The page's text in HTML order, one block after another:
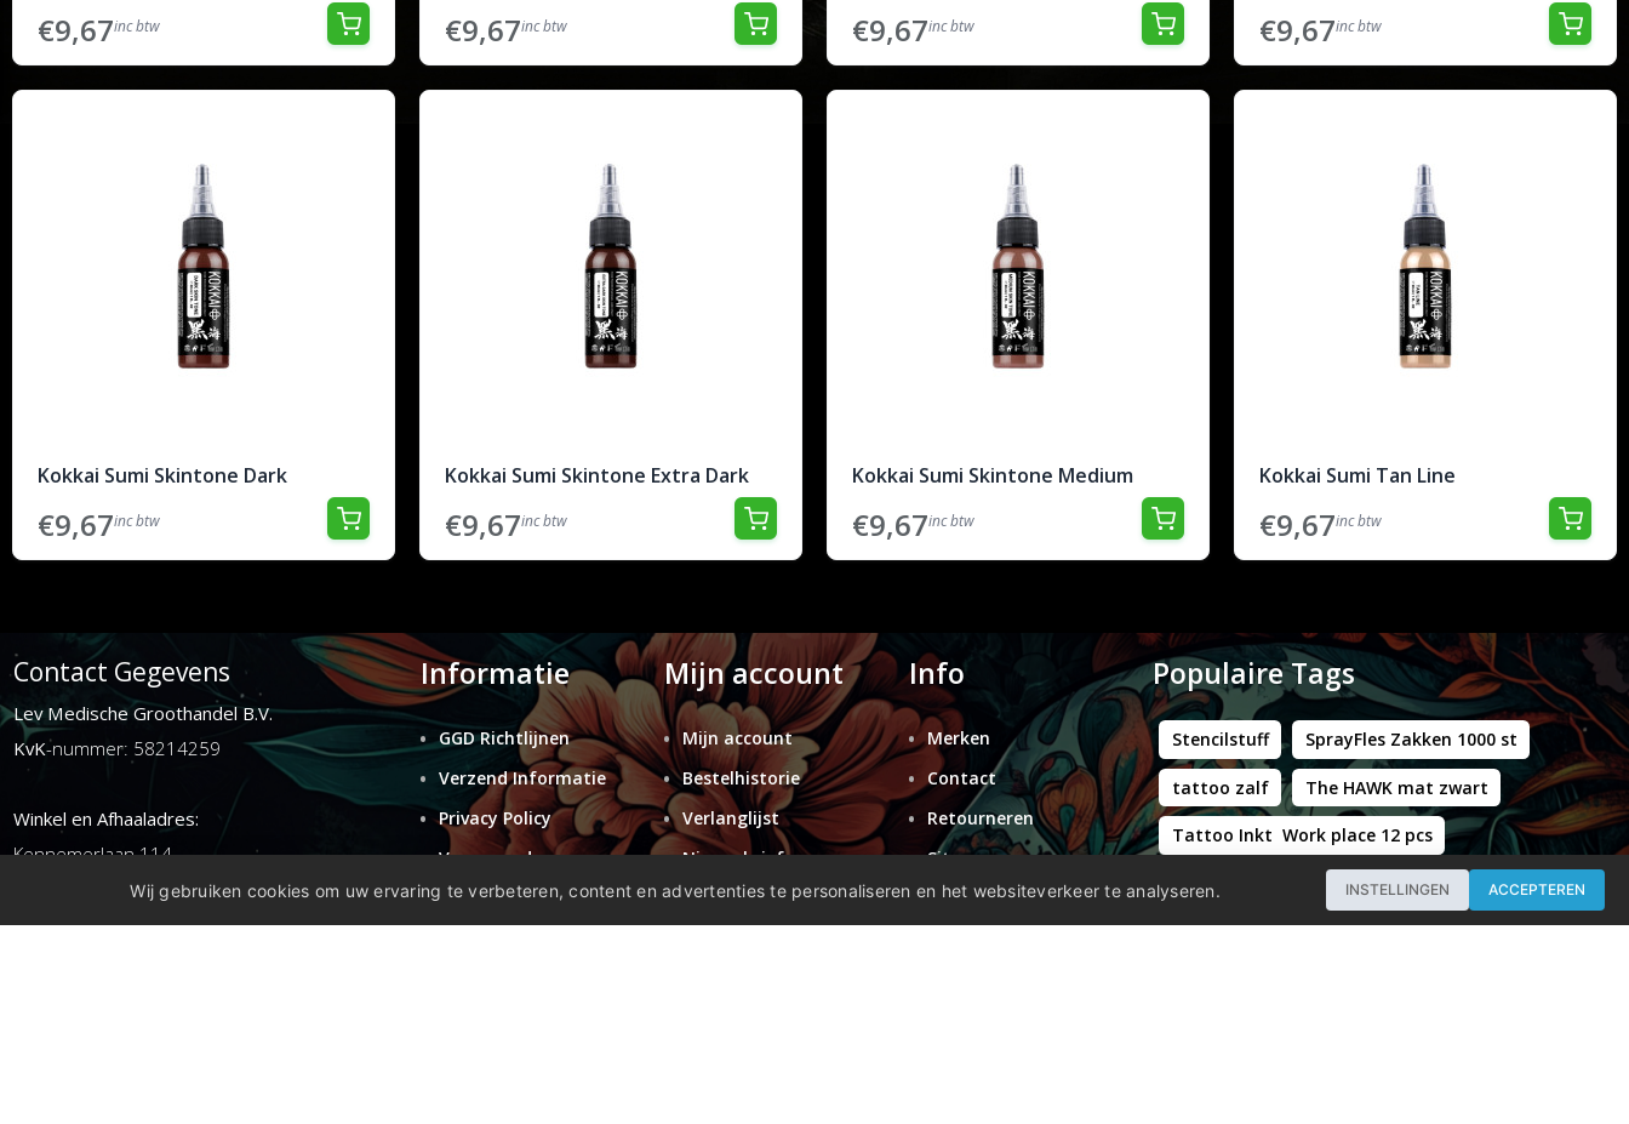
€9,67inc btw €9,67inc btw €9,67inc btw €9,67inc btw
Kokkai Sumi Skintone Dark
€9,67inc btw
Kokkai Sumi Skintone Extra Dark
€9,67inc btw
Kokkai Sumi Skintone Medium
€9,67inc btw
Kokkai Sumi Tan Line
€9,67inc btw
Contact Gegevens
Lev Medische Groothandel B.V.
KvK-nummer: 58214259
Winkel en Afhaaladres:
Kennemerlaan 114
1972ER ijmuiden
Informatie
GGD Richtlijnen
Verzend Informatie
Privacy Policy
Voorwaarden
Retouren
Mijn account
Mijn account
Bestelhistorie
Verlanglijst
Nieuwsbrief
Info
Merken
Contact
Retourneren
Sitemap
Populaire Tags
Stencilstuff SprayFles Zakken 1000 st
tattoo zalf The HAWK mat zwart
Tattoo Inkt Work place 12 pcs
Hustle Butter Deluxe Zakjes
Professional - Workstation Pro - Matt Black
Wij gebruiken cookies om uw ervaring te verbeteren, content en advertenties te personaliseren en het websiteverkeer te analyseren. INSTELLINGEN ACCEPTEREN